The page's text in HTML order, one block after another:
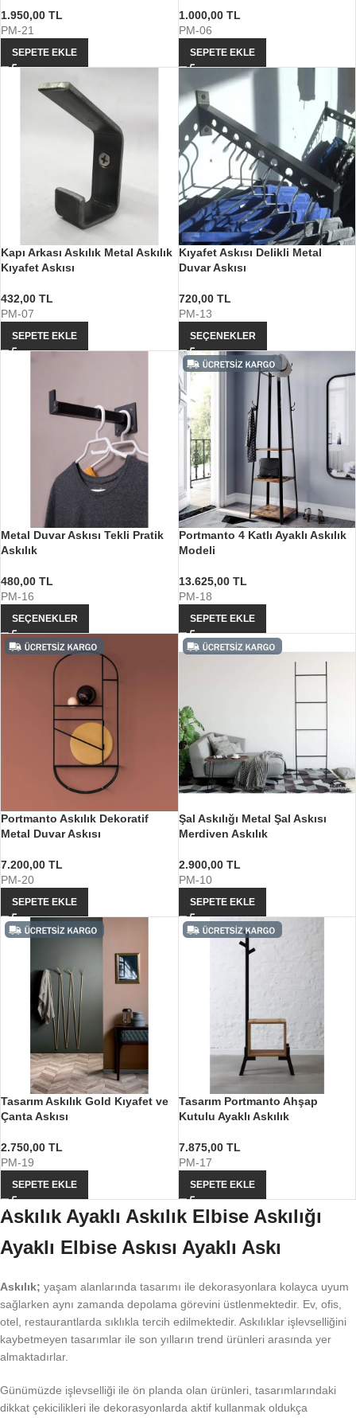
1.950,00 TL
PM-21
SEPETE EKLE
1.000,00 TL
PM-06
SEPETE EKLE
Kapı Arkası Askılık Metal Askılık
Kıyafet Askısı
432,00 TL
PM-07
SEPETE EKLE
Kıyafet Askısı Delikli Metal
Duvar Askısı
720,00 TL
PM-13
SEÇENEKLER
Metal Duvar Askısı Tekli Pratik
Askılık
480,00 TL
PM-16
SEÇENEKLER
Portmanto 4 Katlı Ayaklı Askılık
Modeli
13.625,00 TL
PM-18
SEPETE EKLE
Portmanto Askılık Dekoratif
Metal Duvar Askısı
7.200,00 TL
PM-20
SEPETE EKLE
Şal Askılığı Metal Şal Askısı
Merdiven Askılık
2.900,00 TL
PM-10
SEPETE EKLE
Tasarım Askılık Gold Kıyafet ve
Çanta Askısı
2.750,00 TL
PM-19
SEPETE EKLE
Tasarım Portmanto Ahşap
Kutulu Ayaklı Askılık
7.875,00 TL
PM-17
SEPETE EKLE
Askılık Ayaklı Askılık Elbise Askılığı
Ayaklı Elbise Askısı Ayaklı Askı
Askılık; yaşam alanlarında tasarımı ile dekorasyonlara kolayca uyum
sağlarken aynı zamanda depolama görevini üstlenmektedir. Ev, ofis,
otel, restaurantlarda sıklıkla tercih edilmektedir. Askılıklar işlevselliğini
kaybetmeyen tasarımlar ile son yılların trend ürünleri arasında yer
almaktadırlar.
Günümüzde işlevselliği ile ön planda olan ürünleri, tasarımlarındaki
dikkat çekicilikleri ile dekorasyonlarda aktif kullanmak oldukça